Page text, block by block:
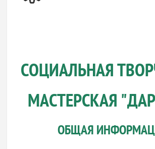
СОЦИАЛЬНАЯ
МАСТЕРСКАЯ
ОБЩАЯ